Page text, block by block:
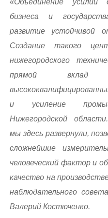
«Объединение усилий
бизнеса и
развитие устойчивой
Создание такого
нижегородского
прямой вклад
и усиление
Нижегородской
мы здесь развернули,
сложнейшие
человеческий фактор и
качество на
наблюдательного
Валерий Костюченко.